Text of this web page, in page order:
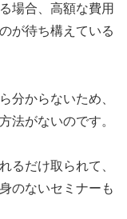
場合、 高額な費用
が待ち構えている
分からないため、
法がないのです。
るだけ取られて、
のないセミナーも